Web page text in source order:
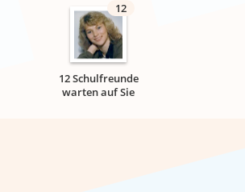
12
12 Schulfreunde
warten auf Sie